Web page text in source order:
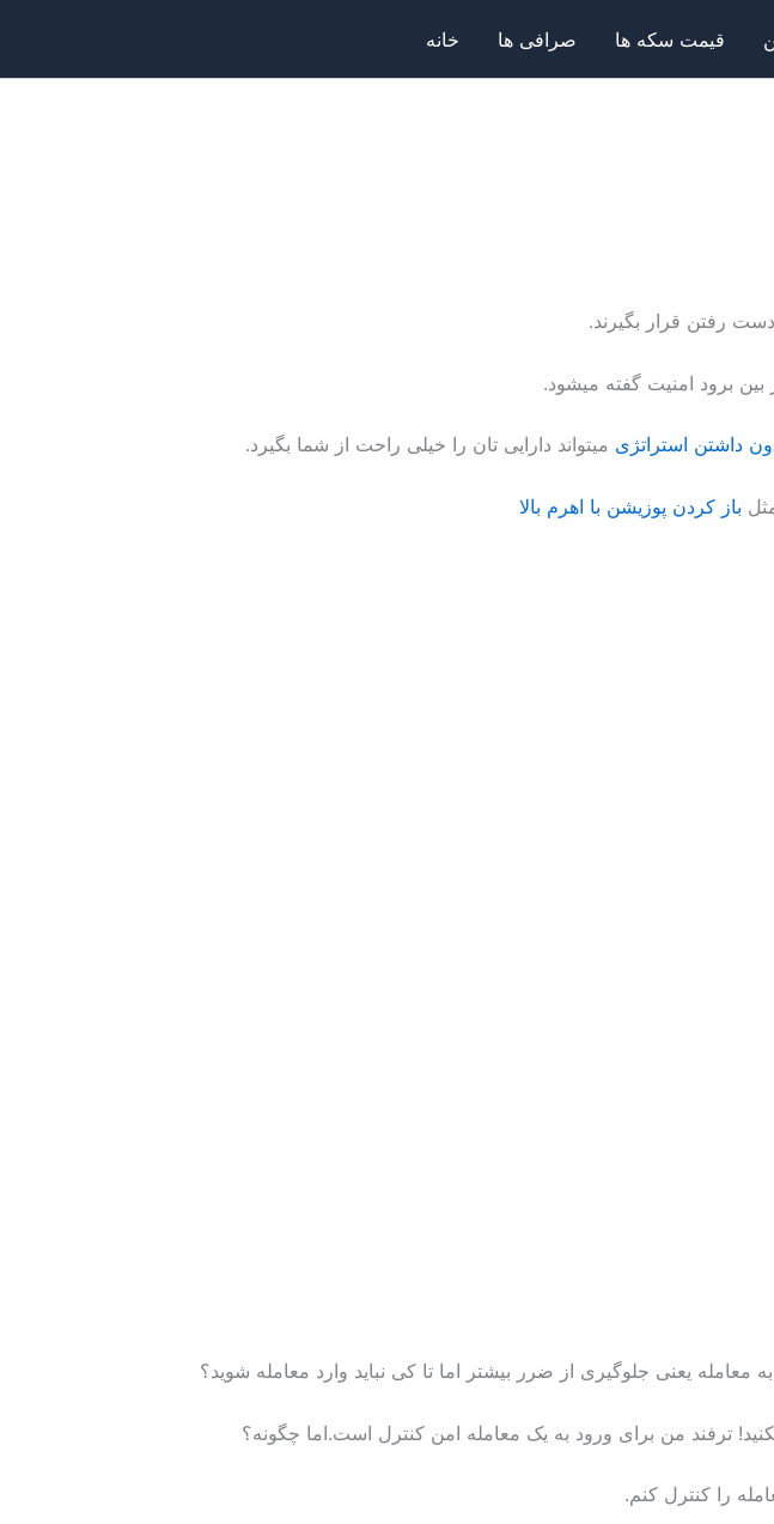
قیمت سکه ها صرافی ها خانه
رفتن قرار بگیرند.
برود امنیت گفته میشود.
داشتن استراتژی میتواند دارایی تان را خیلی راحت از شما بگیرد.
باز کردن پوزیشن با اهرم بالا
معامله یعنی جلوگیری از ضرر بیشتر اما تا کی نباید وارد معامله شوید؟
ترفند من برای ورود به یک معامله امن کنترل است.اما چگونه؟
را کنترل کنم.